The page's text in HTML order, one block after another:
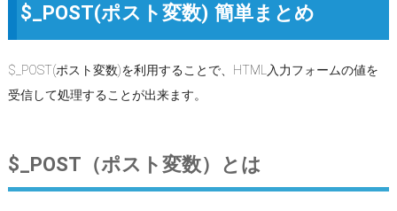
$_POST(ポスト変数) 簡単まとめ
$_POST(ポスト変数)を利用することで、HTML入力フォームの値を
受信して処理することが出来ます。
$_POST（ポスト変数）とは